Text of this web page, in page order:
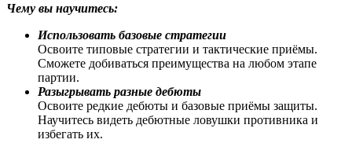
Чему вы научитесь:
Использовать базовые стратегии
Освоите типовые стратегии и тактические приёмы.
Сможете добиваться преимущества на любом этапе
партии.
Разыгрывать разные дебюты
Освоите редкие дебюты и базовые приёмы защиты.
Научитесь видеть дебютные ловушки противника и
избегать их.